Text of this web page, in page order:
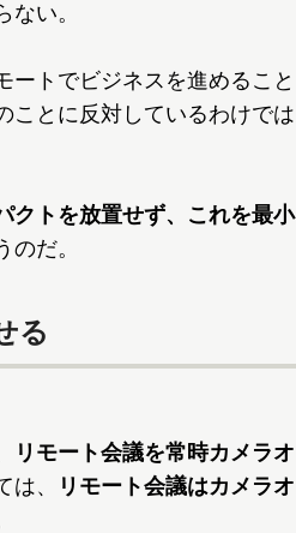
い。
トでビジネスを進めること
ことに反対しているわけでは
クトを放置せず、これを最小
だ。
る
リモート会議を常時カメラオ
、
リモート会議はカメラオ